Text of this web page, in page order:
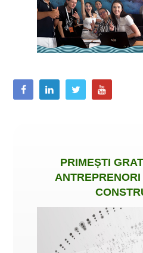
PRIMEȘTI